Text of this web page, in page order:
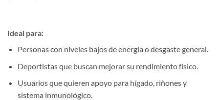
Ideal para:
Personas con niveles bajos de energía o desgaste general.
Deportistas que buscan mejorar su rendimiento físico.
Usuarios que quieren apoyo para hígado, riñones y
sistema inmunológico.